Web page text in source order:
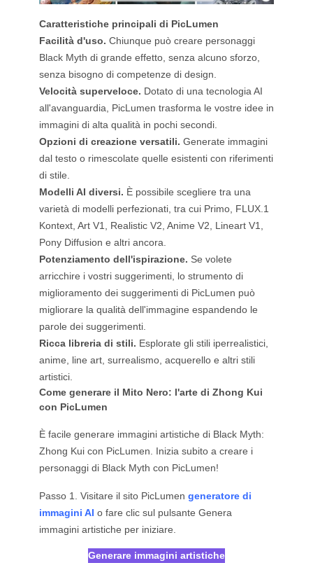
Caratteristiche principali di PicLumen
Facilità d'uso. Chiunque può creare personaggi
Black Myth di grande effetto, senza alcuno sforzo,
senza bisogno di competenze di design.
Velocità superveloce. Dotato di una tecnologia AI
all'avanguardia, PicLumen trasforma le vostre idee in
immagini di alta qualità in pochi secondi.
Opzioni di creazione versatili. Generate immagini
dal testo o rimescolate quelle esistenti con riferimenti
di stile.
Modelli AI diversi. È possibile scegliere tra una
varietà di modelli perfezionati, tra cui Primo, FLUX.1
Kontext, Art V1, Realistic V2, Anime V2, Lineart V1,
Pony Diffusion e altri ancora.
Potenziamento dell'ispirazione. Se volete
arricchire i vostri suggerimenti, lo strumento di
miglioramento dei suggerimenti di PicLumen può
migliorare la qualità dell'immagine espandendo le
parole dei suggerimenti.
Ricca libreria di stili. Esplorate gli stili iperrealistici,
anime, line art, surrealismo, acquerello e altri stili
artistici.
Come generare il Mito Nero: l'arte di Zhong Kui
con PicLumen
È facile generare immagini artistiche di Black Myth:
Zhong Kui con PicLumen. Inizia subito a creare i
personaggi di Black Myth con PicLumen!
Passo 1. Visitare il sito PicLumen generatore di
immagini AI o fare clic sul pulsante Genera
immagini artistiche per iniziare.
Generare immagini artistiche